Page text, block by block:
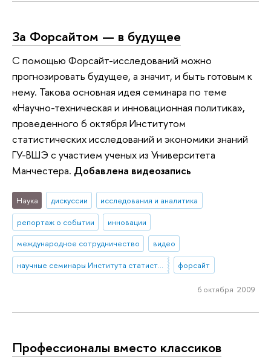
За Форсайтом — в будущее
С помощью Форсайт-исследований можно
прогнозировать будущее, а значит, и быть готовым к
нему. Такова основная идея семинара по теме
«Научно-техническая и инновационная политика»,
проведенного 6 октября Институтом
статистических исследований и экономики знаний
ГУ-ВШЭ с участием ученых из Университета
Манчестера. Добавлена видеозапись
Наука дискуссии
исследования и аналитика
репортаж о событии
инновации
международное сотрудничество
видео
научные семинары Института статистических исследований и экономики знаний (ИСИЭЗ)
форсайт
6 октября 2009
Профессионалы вместо классиков